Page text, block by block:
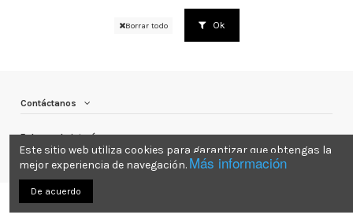
Borrar todo Ok
Contáctanos
Enlaces de interés
Este sitio web utiliza cookies para garantizar que obtengas la
mejor experiencia de navegación. Más información
De acuerdo